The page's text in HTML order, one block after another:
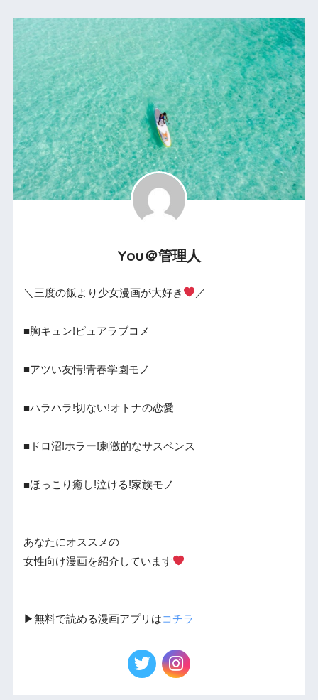
You＠管理人
＼三度の飯より少女漫画が大好き ／
■胸キュン!ピュアラブコメ
■アツい友情!青春学園モノ
■ハラハラ!切ない!オトナの恋愛
■ドロ沼!ホラー!刺激的なサスペンス
■ほっこり癒し!泣ける!家族モノ
あなたにオススメの
女性向け漫画を紹介しています
▶︎無料で読める漫画アプリはコチラ